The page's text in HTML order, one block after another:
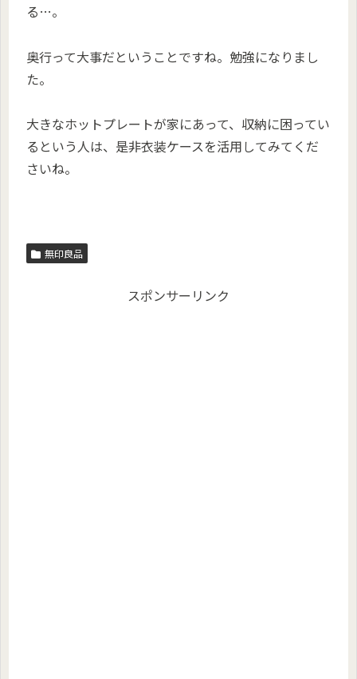
る…。
奥行って大事だということですね。勉強になりまし
た。
大きなホットプレートが家にあって、収納に困ってい
るという人は、是非衣装ケースを活用してみてくだ
さいね。
無印良品
スポンサーリンク